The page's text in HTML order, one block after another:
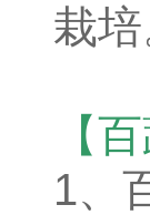
栽培
【
1、